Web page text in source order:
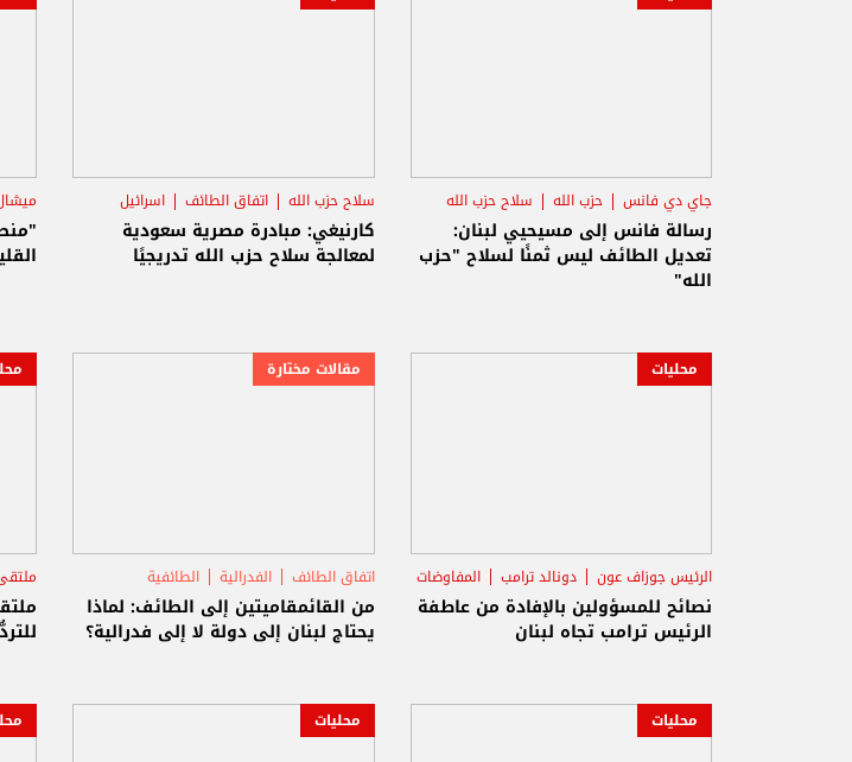
جاي دي فانس حزب الله سلاح حزب الله
رسالة فانس إلى مسيحيي لبنان:
تعديل الطائف ليس ثمنًا لسلاح "حزب
الله"
سلاح حزب الله اتفاق الطائف اسرائيل
كارنيغي: مبادرة مصرية سعودية
لمعالجة سلاح حزب الله تدريجيًا
محليات
الرئيس جوزاف عون دونالد ترامب المفاوضات
نصائح للمسؤولين بالإفادة من عاطفة
الرئيس ترامب تجاه لبنان
مقالات مختارة
اتفاق الطائف الفدرالية الطائفية
من القائمقاميتين إلى الطائف: لماذا
يحتاج لبنان إلى دولة لا إلى فدرالية؟
محليات محليات